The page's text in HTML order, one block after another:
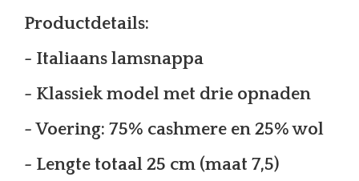
Productdetails:
- Italiaans lamsnappa
- Klassiek model met drie opnaden
- Voering: 75% cashmere en 25% wol
- Lengte totaal 25 cm (maat 7,5)